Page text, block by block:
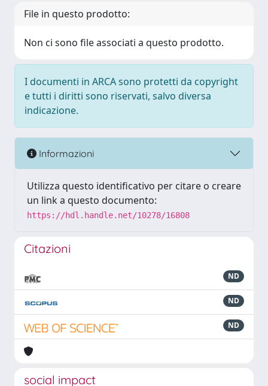
File in questo prodotto:
Non ci sono file associati a questo prodotto.
I documenti in ARCA sono protetti da copyright
e tutti i diritti sono riservati, salvo diversa
indicazione.
Informazioni
Utilizza questo identificativo per citare o creare
un link a questo documento:
https://hdl.handle.net/10278/16808
Citazioni
ND
ND
ND
social impact